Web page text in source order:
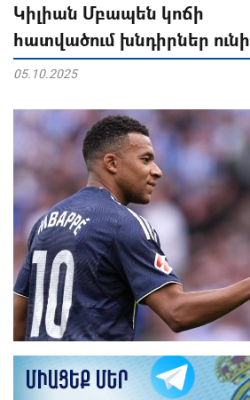
Կիլիան Մբապեն կոճի
հատվածում խնդիրներ ունի
05.10.2025